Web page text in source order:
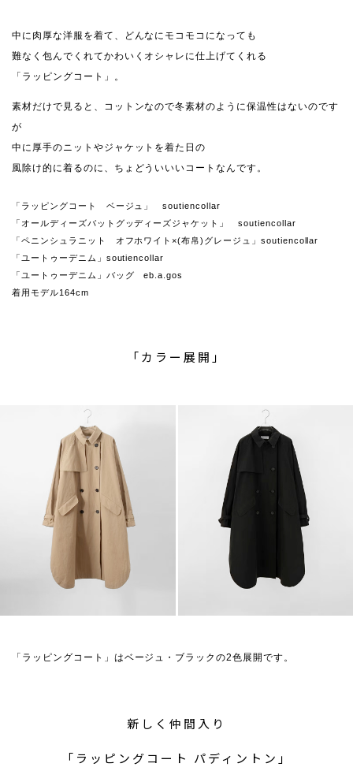
中に肉厚な洋服を着て、どんなにモコモコになっても
難なく包んでくれてかわいくオシャレに仕上げてくれる
「ラッピングコート」。
素材だけで見ると、コットンなので冬素材のように保温性はないのです
が
中に厚手のニットやジャケットを着た日の
風除け的に着るのに、ちょどういいいコートなんです。
「ラッピングコート ベージュ」 soutiencollar
「オールディーズバットグッディーズジャケット」 soutiencollar
「ペニンシュラニット オフホワイト×(布帛)グレージュ」soutiencollar
「ユートゥーデニム」soutiencollar
「ユートゥーデニム」バッグ eb.a.gos
着用モデル164cm
「カラー展開」
「ラッピングコート」はベージュ・ブラックの2色展開です。
新しく仲間入り
「ラッピングコート パディントン」